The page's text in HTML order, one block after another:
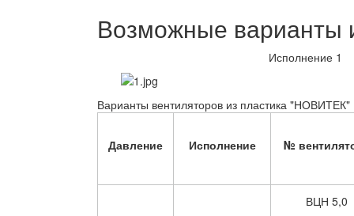
Возможные варианты
Исполнение 1
Варианты вентиляторов из пластика "НОВИТЕК"
Давление Исполнение №
ВЦН 5,0